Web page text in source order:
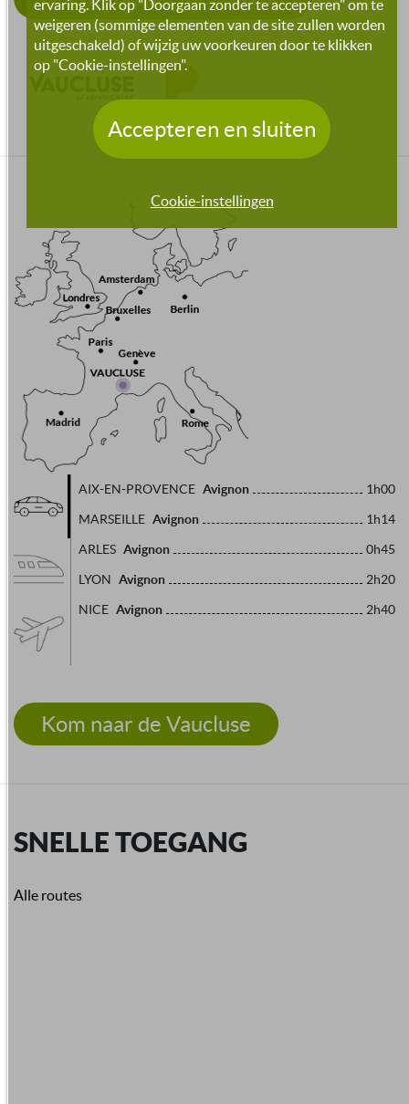
AIX-EN-PROVENCE Avignon 1h00
MARSEILLE Avignon 1h14
ARLES Avignon 0h45
LYON Avignon 2h20
NICE Avignon 2h40
Kom naar de Vaucluse
SNELLE TOEGANG
Alle routes
ervaring. Klik op "Doorgaan zonder te accepteren" om te
weigeren (sommige elementen van de site zullen worden
uitgeschakeld) of wijzig uw voorkeuren door te klikken
op "Cookie-instellingen".
Cookie-instellingen
Accepteren en sluiten